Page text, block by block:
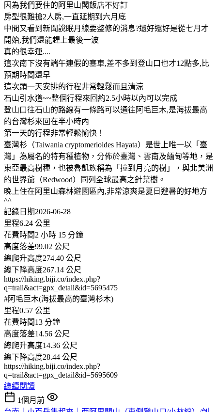
因為我們要住的阿里山閣飯店不好訂
房型很難搶2人房,一直延期到六月底
中間又看到新聞說眠月線要整修的消息?還好還好是從七月才
開始,我們還能趕上最後一波
真的很幸運....
這次南下沒有端午連假的塞車,差不多到登山口也才12點多,比
預期時間還早
這次頭一天安排的行程非常輕鬆而且清涼
石山引水道~~整個行程來回約2.5小時以內可以完成
登山口往石山的路線有一條路可以通往阿毛巨木,是海拔最高
的台灣杉來回在半小時內
第一天的行程非常輕鬆愉快！
臺灣杉（Taiwania cryptomerioides Hayata）是世上唯一以「臺
灣」為屬名的特有種植物，分佈於臺灣、雲南及緬甸等地，是
東亞最高樹種，也被魯凱族稱為「撞到月亮的樹」，與北美洲
的世界爺（Redwood）同列全球最高之針葉樹。
晚上住在阿里山森林遊園區內,非常涼爽是夏日避暑的好地方
^^
記錄日期2026-06-28
里程6.24 公里
花費時間2 小時 15 分鐘
高度落差99.02 公尺
總爬升高度274.40 公尺
總下降高度267.14 公尺
https://hiking.biji.co/index.php?
q=trail&act=gpx_detail&id=5695475
#阿毛巨木(海拔最高的臺灣杉木)
里程0.57 公里
花費時間13 分鐘
高度落差14.56 公尺
總爬升高度14.36 公尺
總下降高度28.44 公尺
https://hiking.biji.co/index.php?
q=trail&act=gpx_detail&id=5695609
繼續閱讀
1個月前